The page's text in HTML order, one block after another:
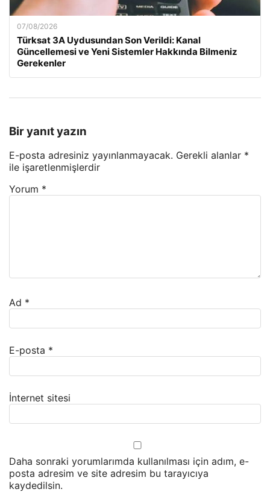
07/08/2026
Türksat 3A Uydusundan Son Verildi: Kanal
Güncellemesi ve Yeni Sistemler Hakkında Bilmeniz
Gerekenler
Bir yanıt yazın
E-posta adresiniz yayınlanmayacak. Gerekli alanlar *
ile işaretlenmişlerdir
Yorum *
Ad *
E-posta *
İnternet sitesi
Daha sonraki yorumlarımda kullanılması için adım, e-
posta adresim ve site adresim bu tarayıcıya
kaydedilsin.